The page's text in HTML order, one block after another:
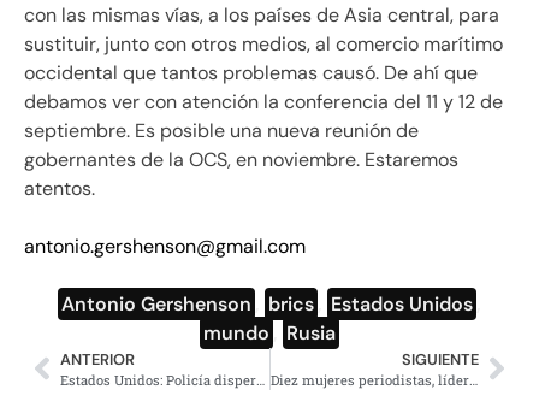
con las mismas vías, a los países de Asia central, para
sustituir, junto con otros medios, al comercio marítimo
occidental que tantos problemas causó. De ahí que
debamos ver con atención la conferencia del 11 y 12 de
septiembre. Es posible una nueva reunión de
gobernantes de la OCS, en noviembre. Estaremos
atentos.
antonio.gershenson@gmail.com
Antonio Gershenson brics Estados Unidos
mundo
Rusia
ANTERIOR SIGUIENTE
Diez mujeres periodistas, líderes de opinión: Elena Poniatowska